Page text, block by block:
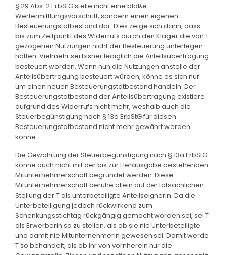
§ 29 Abs. 2 ErbStG stelle nicht eine bloße
Wertermittlungsvorschrift, sondern einen eigenen
Besteuerungstatbestand dar. Dies zeige sich darin, dass
bis zum Zeitpunkt des Widerrufs durch den Kläger die von T
gezogenen Nutzungen nicht der Besteuerung unterlegen
hätten. Vielmehr sei bisher lediglich die Anteilsübertragung
besteuert worden. Wenn nun die Nutzungen anstelle der
Anteilsübertragung besteuert würden, könne es sich nur
um einen neuen Besteuerungstatbestand handeln. Der
Besteuerungstatbestand der Anteilsübertragung existiere
aufgrund des Widerrufs nicht mehr, weshalb auch die
Steuerbegünstigung nach § 13a ErbStG für diesen
Besteuerungstatbestand nicht mehr gewährt werden
könne.
Die Gewährung der Steuerbegünstigung nach § 13a ErbStG
könne auch nicht mit der bis zur Herausgabe bestehenden
Mitunternehmerschaft begründet werden. Diese
Mitunternehmerschaft beruhe allein auf der tatsächlichen
Stellung der T als unterbeteiligte Anteilseignerin. Da die
Unterbeteiligung jedoch rückwirkend zum
Schenkungsstichtag rückgängig gemacht worden sei, sei T
als Erwerberin so zu stellen, als ob sie nie Unterbeteiligte
und damit nie Mitunternehmerin gewesen sei. Damit werde
T so behandelt, als ob ihr von vornherein nur die